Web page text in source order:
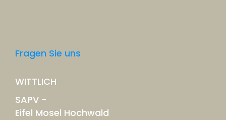
Fragen Sie uns
WITTLICH
SAPV -
Eifel Mosel Hochwald